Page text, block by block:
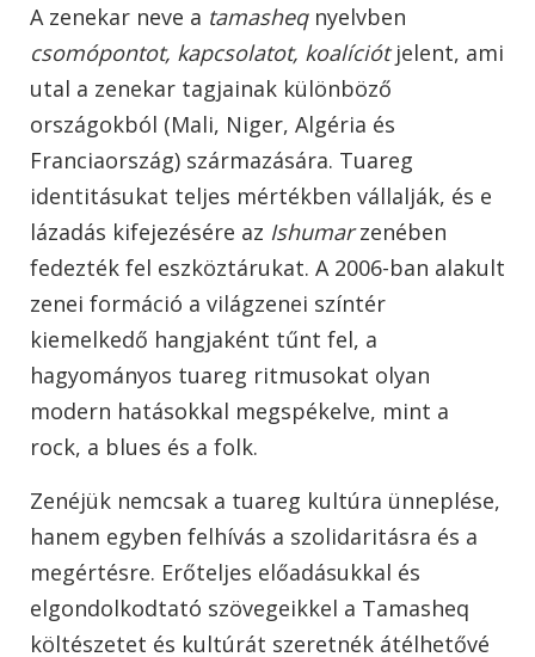
A zenekar neve a tamasheqnyelvben
csomópontot, kapcsolatot, koalíciótjelent, ami
utal a zenekar tagjainak különböző
országokból (Mali, Niger, Algéria és
Franciaország) származására. Tuareg
identitásukat teljes mértékben vállalják, és e
lázadás kifejezésére az Ishumarzenében
fedezték fel eszköztárukat. A 2006-ban alakult
zenei formáció a világzenei színtér
kiemelkedő hangjaként tűnt fel, a
hagyományos tuareg ritmusokat olyan
modern hatásokkal megspékelve, mint a
rock, a blues és a folk.
Zenéjük nemcsak a tuareg kultúra ünneplése,
hanem egyben felhívás a szolidaritásra és a
megértésre. Erőteljes előadásukkal és
elgondolkodtató szövegeikkel a Tamasheq
költészetet és kultúrát szeretnék átélhetővé